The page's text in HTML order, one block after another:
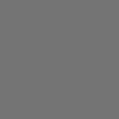
Sailpoint IAM Engineer
IAM
MA-Natick
|